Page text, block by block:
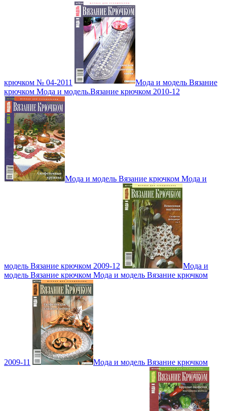
крючком № 04-2011
Мода и модель Вязание
крючком Мода и модель.Вязание крючком 2010-12
Мода и модель Вязание крючком Мода и
модель Вязание крючком 2009-12
Мода и
модель Вязание крючком Мода и модель Вязание крючком
2009-11 Мода и модель Вязание крючком